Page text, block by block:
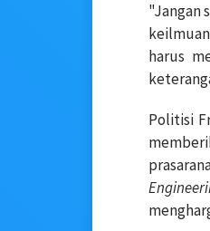
"Jangan
harus
Politisi